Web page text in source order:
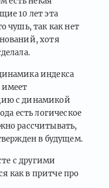
10 лет эта
чушь, так как нет
хотя
индекса
имеет
с динамикой
есть логическое
рассчитывать,
в будущем.
с другими
как в притче про